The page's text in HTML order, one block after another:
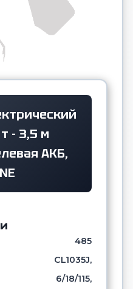
- 3,5 м
АКБ,
485
CL1035J,
6/18/115,